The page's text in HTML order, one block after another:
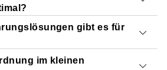
Stauraum.Wandhängende
gibt es für
im kleinen